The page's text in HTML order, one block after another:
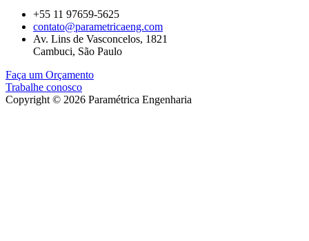
+55 11 97659-5625
contato@parametricaeng.com
Av. Lins de Vasconcelos, 1821
Cambuci, São Paulo
Faça um Orçamento
Trabalhe conosco
Copyright © 2026 Paramétrica Engenharia